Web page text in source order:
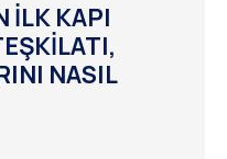
İLK KAPI
NASIL